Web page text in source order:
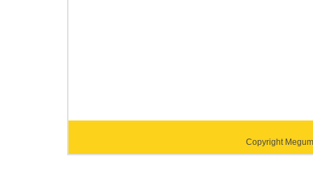
Copyright